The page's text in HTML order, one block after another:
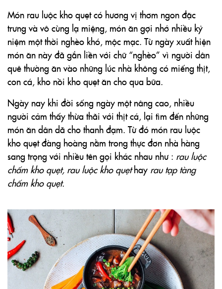
Món rau luộc kho quẹt có hương vị thơm ngon đặc
trưng và vô cùng lạ miệng, món ăn gợi nhớ nhiều kỷ
niệm một thời nghèo khó, mộc mạc. Từ ngày xuất hiện
món ăn này đã gắn liền với chữ “nghèo” vì người dân
quê thường ăn vào những lúc nhà không có miếng thịt,
con cá, kho nồi kho quẹt ăn cho qua bữa.
Ngày nay khi đời sống ngày một nâng cao, nhiều
người cảm thấy thừa thãi với thịt cá, lại tìm đến những
món ăn dân dã cho thanh đạm. Từ đó món rau luộc
kho quẹt đàng hoàng nằm trong thực đơn nhà hàng
sang trọng với nhiều tên gọi khác nhau như : rau luộc
chấm kho quẹt, rau luộc kho quẹthay rau tạp tàng
chấm kho quẹt.